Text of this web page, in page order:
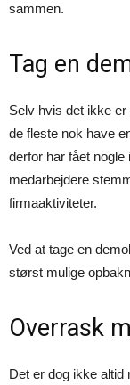
sammen.
Tag en
Selv hvis det ikke er
de fleste nok have
derfor har fået nogle
medarbejdere
firmaaktiviteter.
Ved at tage en
størst mulige
Overrask
Det er dog ikke altid